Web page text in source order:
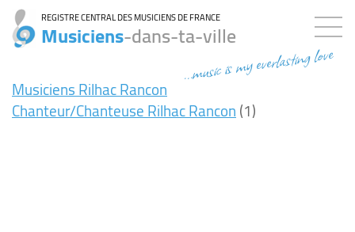
REGISTRE CENTRAL DES MUSICIENS DE FRANCE
Musiciens-dans-ta-ville
...music is my everlasting love
Musiciens Rilhac Rancon
Chanteur/Chanteuse Rilhac Rancon(1)